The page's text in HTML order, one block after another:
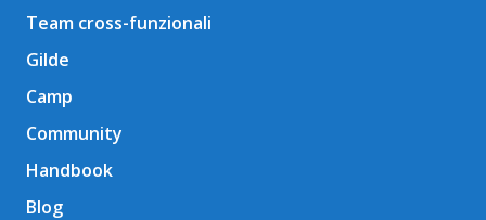
Team cross-funzionali
Gilde
Camp
Community
Handbook
Blog